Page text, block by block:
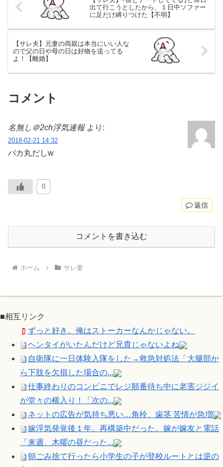
出て行こうとしたから、１日中ソファー
に足だけ縛りつけた【不明】
【サレ夫】元妻の両親は本当にいい人な
ので父の日や母の日は好物を送ってる
よ！【離婚】
コメント
名無し＠2ch浮気速報 より:
2018-02-21 14:32
バカ丸だしw
0
返信
コメントを書き込む
ホーム サレ妻
■相互リンク
ずっと好き。俺はストーカーなんかじゃない。
ヘンタイがいたんだけど兄貴じゃないよね
自衛隊に一日体験入隊をした→救急対処法「大腿部か
ら下肢を欠損した場合の...
仕事終わりのコンビニでレジ順番待ち中に老害ジジイ
が堂々の横入り！「次の...
ネットの広告が気持ち悪い…角栓、歯茎 苦情が急増
嫁浮気発覚後１年。再構築中だった。嫁が嫁友と電話
「来週、木曜の昼だった...
朝ごみ捨て行ったら小学生の子が登校ルートとは逆の